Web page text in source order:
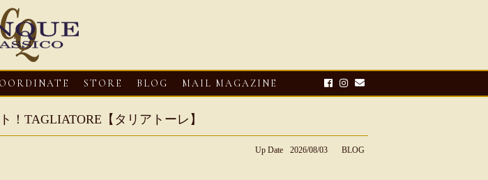
STORE BLOG MAIL MAGAZINE
！TAGLIATORE【タリアトーレ】
Up Date 2026/08/03 BLOG